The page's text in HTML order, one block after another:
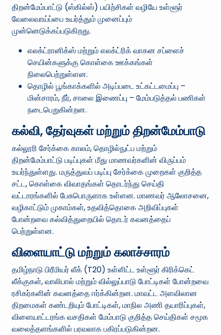
திறன்மேம்பாட்டு (ஸ்கில்ஸ்) பயிற்சிகள் வழியே உள்ளூர்
வேலைவாய்ப்பை உயர்த்தும் முனைப்பும்
முன்னெடுக்கப்படுகிறது.
எலக்ட்ரானிக்ஸ் மற்றும் எலக்ட்ரிக் வாகன சப்ளைச்
செயின்களுக்கு கொள்கை ஊக்கங்கள்
நிலைபெற்றுள்ளன.
தொழில் பூங்காக்களில் அடிப்படை உட்கட்டமைப்பு –
மின்சாரம், நீர், சாலை இணைப்பு – மேம்படுத்தல் பணிகள்
நடைபெறுகின்றன.
கல்வி, தேர்வுகள் மற்றும் திறன்மேம்பாடு
கல்லூரி சேர்க்கை காலம், தொழில்நுட்ப மற்றும்
திறன்மேம்பாட்டு படிப்புகள் மீது மாணவர்களின் விருப்பம்
உயர்ந்துள்ளது. மருத்துவப் படிப்பு சேர்க்கை முறைகள் குறித்த
சட்ட, கொள்கை விவாதங்கள் தொடர்ந்து செய்தி
வட்டாரங்களில் பேசுபொருளாக உள்ளன. மாணவர் ஆலோசனை,
வழிகாட்டும் முகாம்கள், உதவித்தொகை அறிவிப்புகள்
போன்றவை கல்வித்துறையில் தொடர் கவனத்தைப்
பெற்றுள்ளன.
விளையாட்டு மற்றும் கலாச்சாரம்
தமிழ்நாடு பிரீமியர் லீக் (T20) உள்ளிட்ட உள்ளூர் கிரிக்கெட்
லீக்குகள், வாலிபால் மற்றும் வில்லுப்பாடு போட்டிகள் போன்றவை
ரசிகர்களின் கவனத்தை ஈர்க்கின்றன. மாவட்ட அளவிலான
திறமைகள் கண்டறியும் போட்டிகள், மாநில அணி தயாரிப்புகள்,
விளையாட்டரங்க வசதிகள் மேம்பாடு குறித்த செய்திகள் சமூக
வலைத்தளங்களில் பரவலாக பகிரப்படுகின்றன.